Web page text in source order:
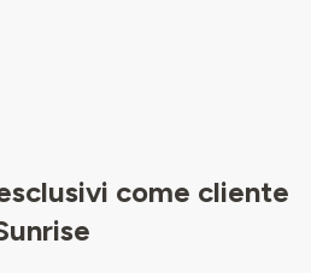
come cliente